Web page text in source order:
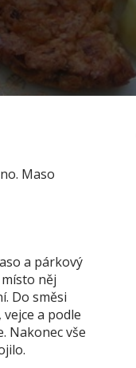
Maso
a párkový
něj
Do směsi
a podle
Nakonec vše